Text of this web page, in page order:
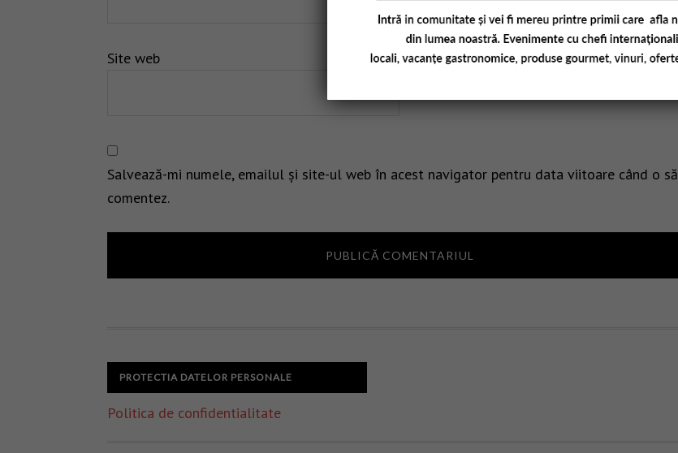
Site web
Salvează-mi numele, emailul și site-ul web în acest navigator pentru data viitoare când o să
comentez.
PROTECTIA DATELOR PERSONALE
Politica de confidentialitate